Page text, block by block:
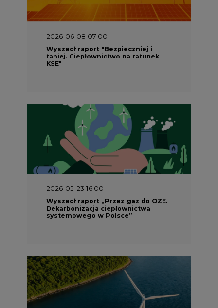
2026-06-08 07:00
Wyszedł raport "Bezpieczniej i
taniej. Ciepłownictwo na ratunek
KSE"
2026-05-23 16:00
Wyszedł raport „Przez gaz do OZE.
Dekarbonizacja ciepłownictwa
systemowego w Polsce”